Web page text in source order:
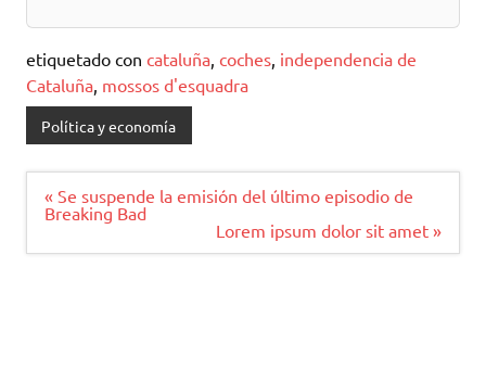
etiquetado con cataluña coches independencia de
Cataluña mossos d'esquadra
Política y economía
Navegación
de
entradas
« Se suspende la emisión del último episodio de
Breaking Bad
Lorem ipsum dolor sit amet »